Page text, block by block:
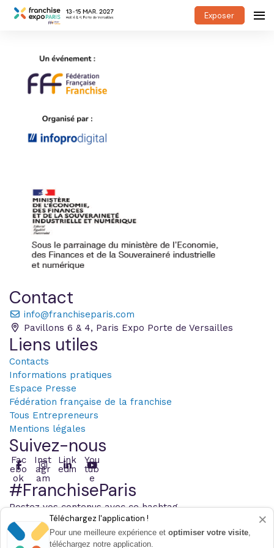
Exposer
Contact
info@franchiseparis.com
Pavillons 6 & 4, Paris Expo Porte de Versailles
Liens utiles
Contacts
Informations pratiques
Espace Presse
Fédération française de la franchise
Tous Entrepreneurs
Mentions légales
Suivez-nous
Fac
ebo
ok
Inst
agr
am
Link
edin
You
tub
e
#FranchiseParis
Postez vos contenus avec ce hashtag
© 2026 Infopro Digital - Tous les droits sont réservés
×
Téléchargez l'application !
Pour une meilleure expérience et optimiser votre visite,
téléchargez notre application.